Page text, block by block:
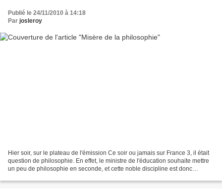
Publié le 24/11/2010 à 14:18
Par josleroy
Hier soir, sur le plateau de l'émission Ce soir ou jamais sur France 3, il était
question de philosophie. En effet, le ministre de l'éducation souhaite mettre
un peu de philosophie en seconde, et cette noble discipline est donc